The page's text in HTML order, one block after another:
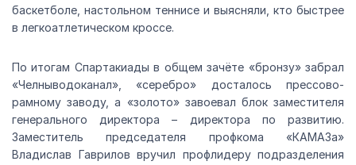
баскетболе, настольном теннисе и выясняли, кто быстрее
в легкоатлетическом кроссе.
По итогам Спартакиады в общем зачёте «бронзу» забрал
«Челныводоканал», «серебро» досталось прессово-
рамному заводу, а «золото» завоевал блок заместителя
генерального директора – директора по развитию.
Заместитель председателя профкома «КАМАЗа»
Владислав Гаврилов вручил профлидеру подразделения